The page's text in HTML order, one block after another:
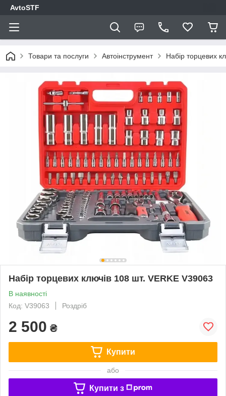
AvtoSTF
Товари та послуги Автоінструмент Набір торцевих
Набір торцевих ключів 108 шт. VERKE V39063
В наявності
Код: V39063
Роздріб
2 500 ₴
Купити
або
Купити з